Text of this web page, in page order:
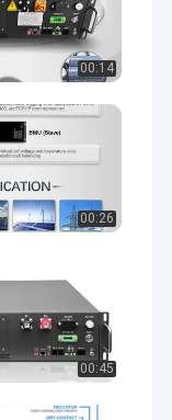
00:14
00:26
00:45